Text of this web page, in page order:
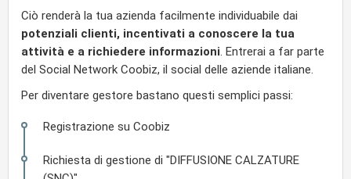
Ciò renderà la tua azienda facilmente individuabile dai
potenziali clienti, incentivati a conoscere la tua
attività e a richiedere informazioni. Entrerai a far parte
del Social Network Coobiz, il social delle aziende italiane.
Per diventare gestore bastano questi semplici passi:
Registrazione su Coobiz
Richiesta di gestione di "DIFFUSIONE CALZATURE